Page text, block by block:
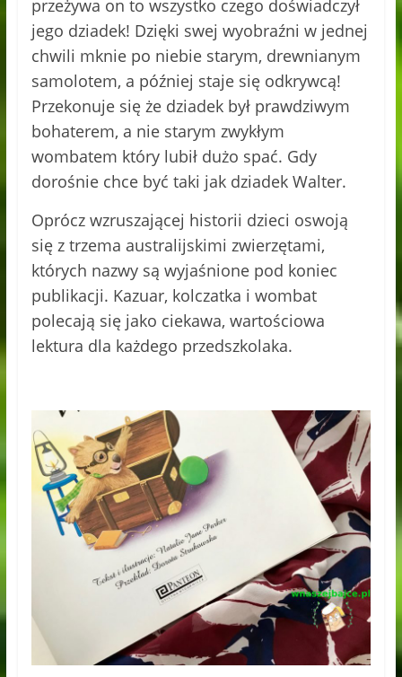
przeżywa on to wszystko czego doświadczył
jego dziadek! Dzięki swej wyobraźni w jednej
chwili mknie po niebie starym, drewnianym
samolotem, a później staje się odkrywcą!
Przekonuje się że dziadek był prawdziwym
bohaterem, a nie starym zwykłym
wombatem który lubił dużo spać. Gdy
dorośnie chce być taki jak dziadek Walter.
Oprócz wzruszającej historii dzieci oswoją
się z trzema australijskimi zwierzętami,
których nazwy są wyjaśnione pod koniec
publikacji. Kazuar, kolczatka i wombat
polecają się jako ciekawa, wartościowa
lektura dla każdego przedszkolaka.